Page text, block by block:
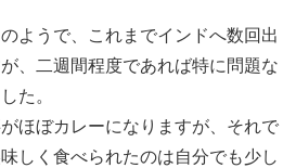
ようで、これまでインドへ数回出
、二週間程度であれば特に問題な
た。
ほぼカレーになりますが、それで
しく食べられたのは自分でも少し